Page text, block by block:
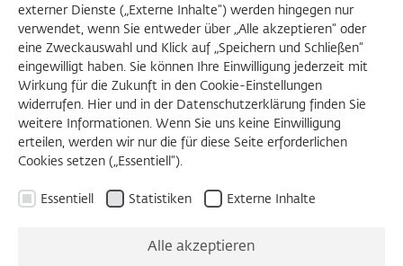
externer Dienste („Externe Inhalte“) werden hingegen nur
verwendet, wenn Sie entweder über „Alle akzeptieren“ oder
eine Zweckauswahl und Klick auf „Speichern und Schließen“
eingewilligt haben. Sie können Ihre Einwilligung jederzeit mit
Wirkung für die Zukunft in den Cookie-Einstellungen
widerrufen. Hier und in der Datenschutzerklärung finden Sie
weitere Informationen. Wenn Sie uns keine Einwilligung
erteilen, werden wir nur die für diese Seite erforderlichen
Cookies setzen („Essentiell“).
Essentiell Statistiken Externe Inhalte
Alle akzeptieren